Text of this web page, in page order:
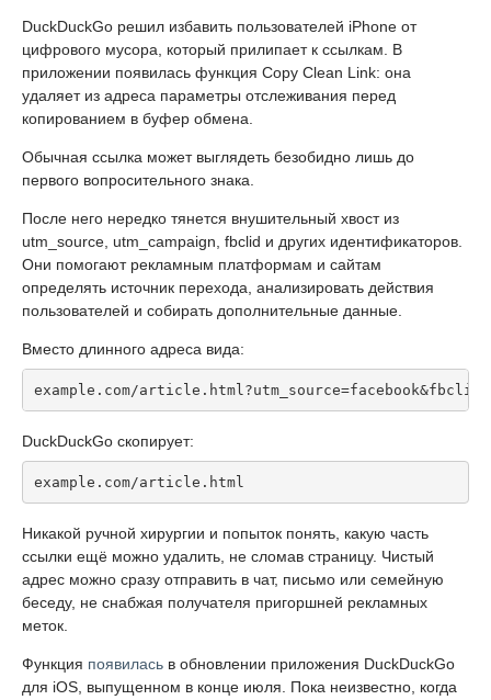
DuckDuckGo решил избавить пользователей iPhone от
цифрового мусора, который прилипает к ссылкам. В
приложении появилась функция Copy Clean Link: она
удаляет из адреса параметры отслеживания перед
копированием в буфер обмена.
Обычная ссылка может выглядеть безобидно лишь до
первого вопросительного знака.
После него нередко тянется внушительный хвост из
utm_source, utm_campaign, fbclid и других идентификаторов.
Они помогают рекламным платформам и сайтам
определять источник перехода, анализировать действия
пользователей и собирать дополнительные данные.
Вместо длинного адреса вида:
example.com/
DuckDuckGo скопирует:
example.com/article.html
Никакой ручной хирургии и попыток понять, какую часть
ссылки ещё можно удалить, не сломав страницу. Чистый
адрес можно сразу отправить в чат, письмо или семейную
беседу, не снабжая получателя пригоршней рекламных
меток.
Функция появилась в обновлении приложения DuckDuckGo
для iOS, выпущенном в конце июля. Пока неизвестно, когда